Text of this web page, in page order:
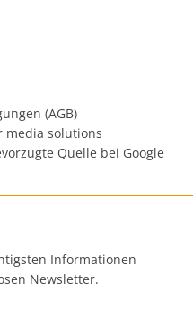
(AGB)
media solutions
Quelle bei Google
Informationen
Newsletter.